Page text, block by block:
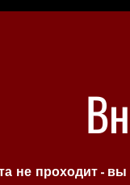
не проходит -